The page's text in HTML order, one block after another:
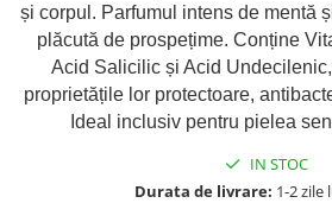
Bomboane italiene
Ciocolata italiana
Snacksuri italiene
Cafea italiana
Geluri intime
și corpul. Parfumul intens de mentă
plăcută de prospețime. Conține
Acid Salicilic și Acid
proprietățile lor protectoare,
Ideal inclusiv pentru pielea
IN STOC
Durata de livrare: 1-2 zile